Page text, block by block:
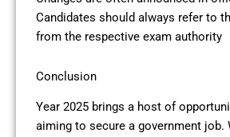
Candidates should always refer to
from the respective exam authority
Conclusion
Year 2025 brings a host of
aiming to secure a government job.